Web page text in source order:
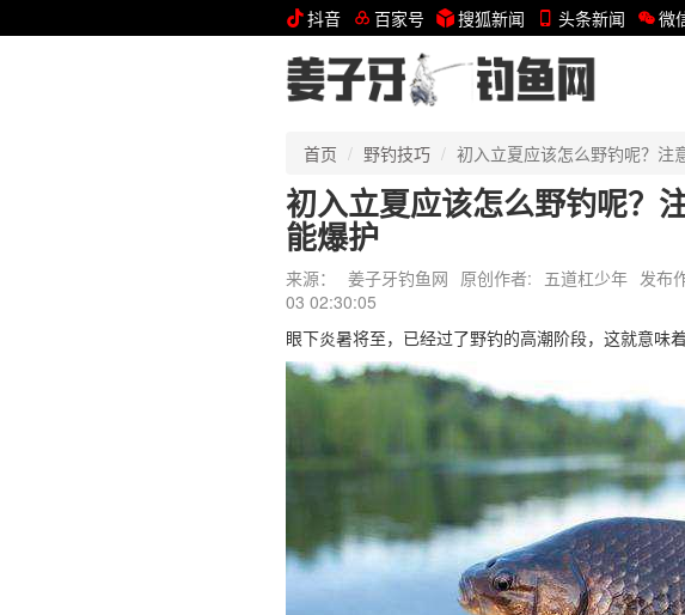
抖音 百家号 搜狐新闻 头条新闻 微
首页 野钓技巧 初入立夏应该怎么野钓呢？注
初入立夏应该怎么野钓呢？
能爆护
来源： 姜子牙钓鱼网 原创作者: 五道杠少年 发布
03 02:30:05
眼下炎暑将至，已经过了野钓的高潮阶段，这就意味